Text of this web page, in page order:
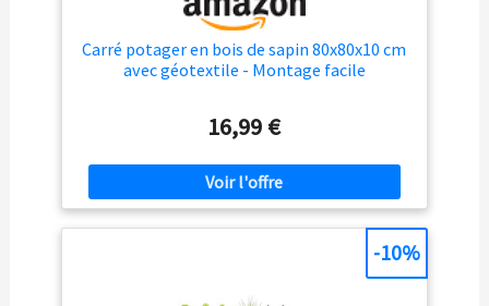
Carré potager en bois de sapin 80x80x10 cm
avec géotextile - Montage facile
16,99 €
-10%